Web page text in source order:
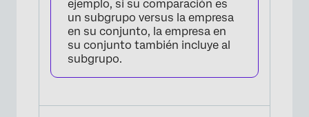
ejemplo, si su comparación es
un subgrupo versus la empresa
en su conjunto, la empresa en
su conjunto también incluye al
subgrupo.